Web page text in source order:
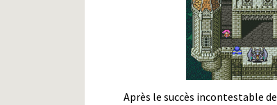
Après le succès incontestable de